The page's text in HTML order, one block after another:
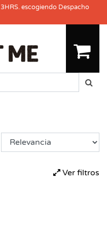
escogiendo Despacho
Ver filtros